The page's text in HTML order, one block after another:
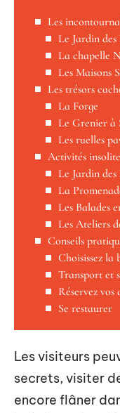
Les
Le Jardin
La chapelle
Les Maisons
Les trésors
La Forge
Le Grenier à
Les ruelles
Activités
Le Jardin
La
Les Balades
Les Ateliers
Conseils
Choisissez la
Transport et
Réservez vos
Se restaurer
Les visiteurs
secrets, visiter
encore flâner